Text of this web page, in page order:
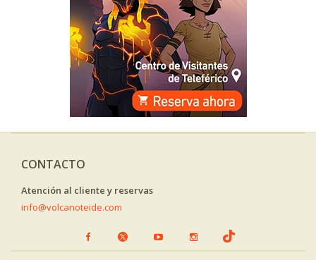
CONTACTO
Atención al cliente y reservas
info@volcanoteide.com